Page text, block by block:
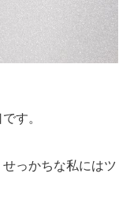
す。
っかちな私にはツ